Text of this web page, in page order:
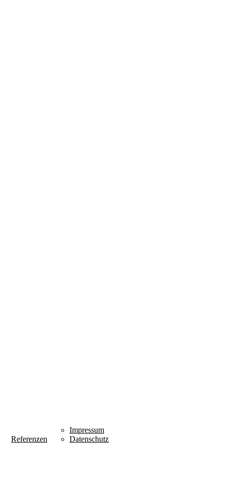
Referenzen
Impressum
Datenschutz